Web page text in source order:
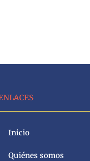
Inicio
Quiénes somos